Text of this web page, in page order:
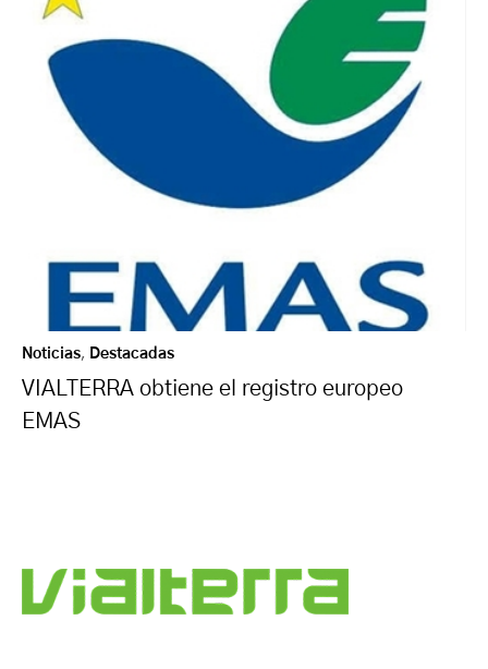
Noticias, Destacadas
VIALTERRA obtiene el registro europeo
EMAS